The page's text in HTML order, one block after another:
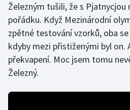
Házená
Judo
Železným tušili, že s Pjatnycjou
pořádku. Když Mezinárodní
zpětné testování vzorků, oba
kdyby mezi přistiženými byl on.
překvapení. Moc jsem tomu
Železný.